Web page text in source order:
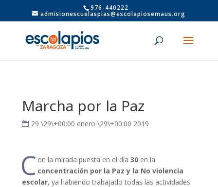
976-440222
admisionescuelaspias@escolapiosemaus.org
Marcha por la Paz
29 \29\+00:00 enero \29\+00:00 2019
C on la mirada puesta en el día30 en la
concentración por la Paz y la No violencia
escolar, ya habiendo trabajado todas las actividades